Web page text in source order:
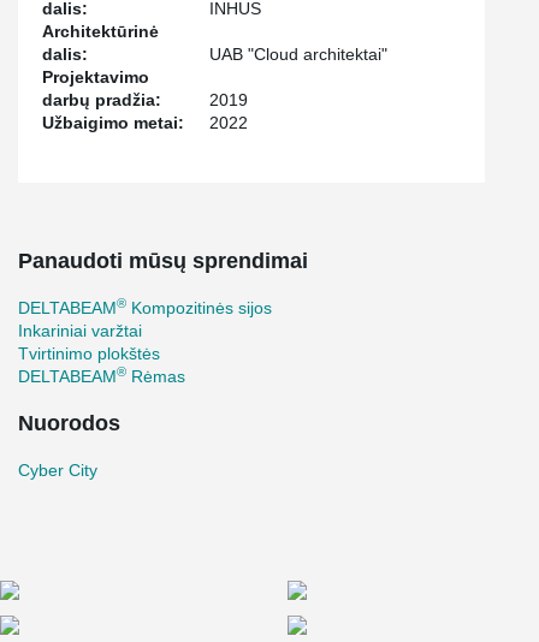
įlinkiai.
Sklandus „Peikko Lietuva“ ir rangovo UAB „Veikmės statyba“ bei
subrangovo "INHUS" inžinierių darbas bei efektyvi komunikacija
dalis:
INHUS
Architektūrinė
dalis:
UAB "Cloud architektai"
Projektavimo
darbų pradžia:
2019
Užbaigimo metai:
2022
Panaudoti mūsų sprendimai
DELTABEAM® Kompozitinės sijos
Inkariniai varžtai
Tvirtinimo plokštės
DELTABEAM® Rėmas
Nuorodos
Cyber City